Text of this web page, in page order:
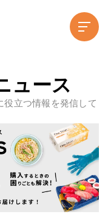
ュース
立つ情報を発信して